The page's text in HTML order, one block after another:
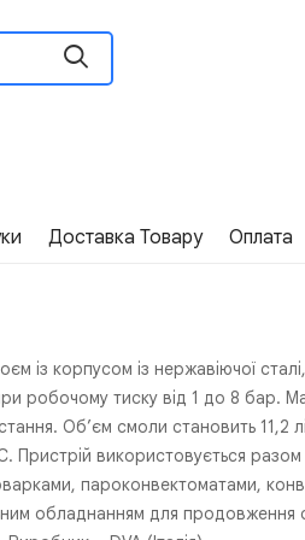
Доставка Товару Оплата
із корпусом із нержавіючої
робочому тиску від 1 до 8 бар.
Об’єм смоли становить 11,2
Пристрій використовується
пароконвектоматами,
обладнанням для продовження